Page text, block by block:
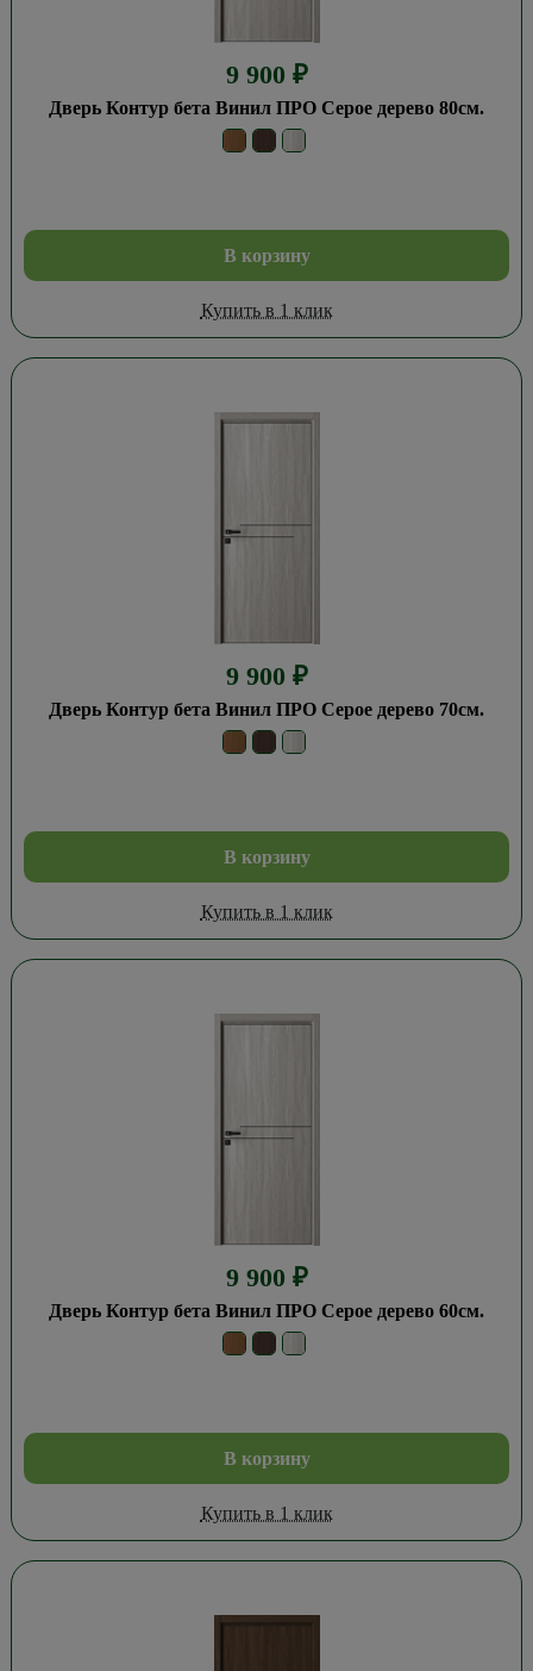
9 900 ₽
Дверь Контур бета Винил ПРО Серое дерево 80см.
В корзину
Купить в 1 клик
9 900 ₽
Дверь Контур бета Винил ПРО Серое дерево 70см.
В корзину
Купить в 1 клик
9 900 ₽
Дверь Контур бета Винил ПРО Серое дерево 60см.
В корзину
Купить в 1 клик